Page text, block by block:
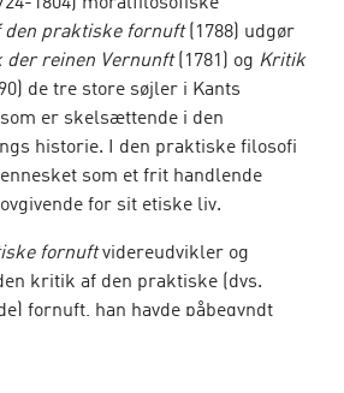
1804) moralfilosofiske
den praktiske fornuft(1788) udgør
der reinen Vernunft(1781) og Kritik
de tre store søjler i Kants
er skelsættende i den
historie. I den praktiske filosofi
som et frit handlende
for sit etiske liv.
fornuftvidereudvikler og
kritik af den praktiske (dvs.
fornuft, han havde påbegyndt